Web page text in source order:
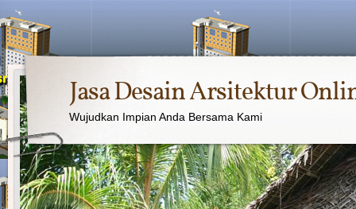
Jasa Desain Arsitektur
Wujudkan Impian Anda Bersama Kami